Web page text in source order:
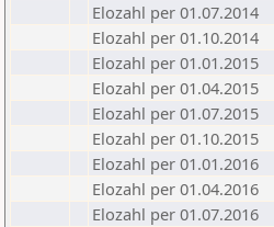
Elozahl per 01.07.2014
Elozahl per 01.10.2014
Elozahl per 01.01.2015
Elozahl per 01.04.2015
Elozahl per 01.07.2015
Elozahl per 01.10.2015
Elozahl per 01.01.2016
Elozahl per 01.04.2016
Elozahl per 01.07.2016